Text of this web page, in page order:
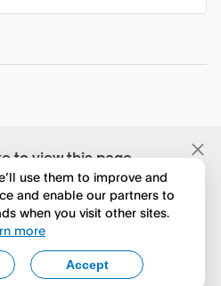
to view this page
English?
a esplorare
to English
use them to improve and
and enable our partners to
when you visit other sites.
more
Accept